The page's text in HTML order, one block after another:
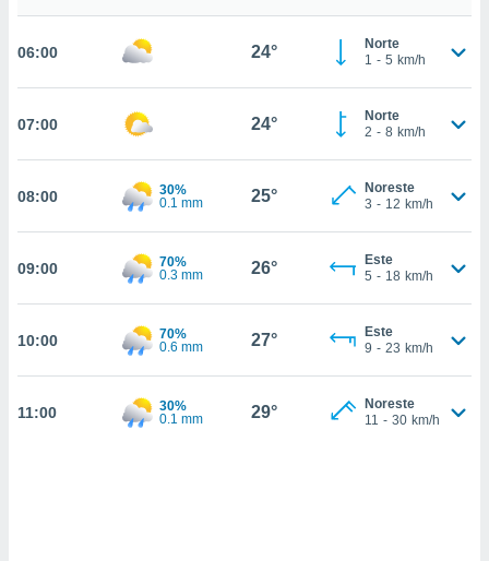
la
ya sean
nuestros
como
más
CONFIGURACIÓN
06:00 24°
Norte
1 - 5 km/h
07:00 24°
Norte
2 - 8 km/h
08:00
30%
0.1 mm
25°
Noreste
3 - 12 km/h
09:00
70%
0.3 mm
26°
Este
5 - 18 km/h
10:00
70%
0.6 mm
27°
Este
9 - 23 km/h
11:00
30%
0.1 mm
29°
Noreste
11 - 30 km/h